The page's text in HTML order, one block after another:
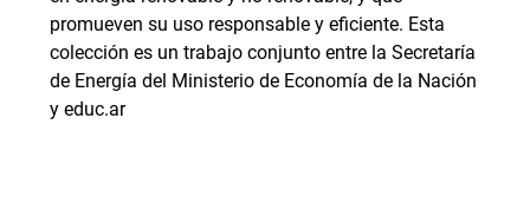
promueven su uso responsable y eficiente. Esta
colección es un trabajo conjunto entre la Secretaría
de Energía del Ministerio de Economía de la Nación
y educ.ar